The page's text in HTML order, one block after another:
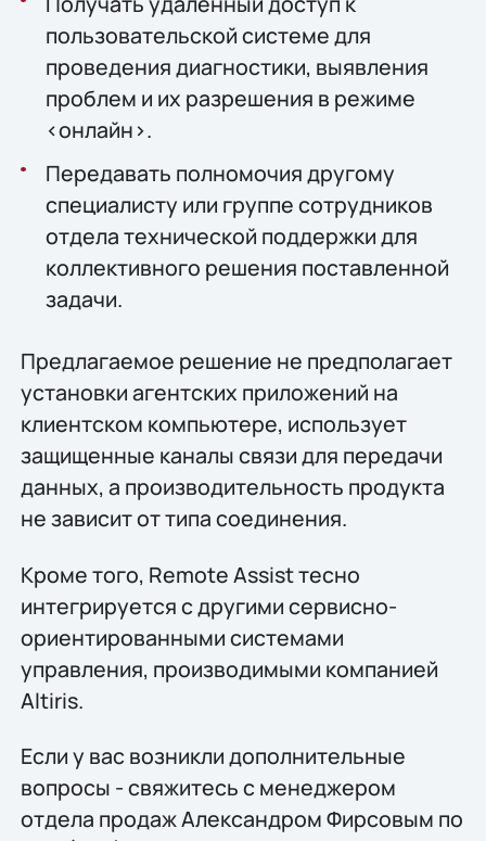
пользовательской системе для
проведения диагностики, выявления
проблем и их разрешения в режиме
<онлайн>.
Передавать полномочия другому
специалисту или группе сотрудников
отдела технической поддержки для
коллективного решения поставленной
задачи.
Предлагаемое решение не предполагает
установки агентских приложений на
клиентском компьютере, использует
защищенные каналы связи для передачи
данных, а производительность продукта
не зависит от типа соединения.
Кроме того, Remote Assist тесно
интегрируется с другими сервисно-
ориентированными системами
управления, производимыми компанией
Altiris.
Если у вас возникли дополнительные
вопросы - свяжитесь с менеджером
отдела продаж Александром Фирсовым по